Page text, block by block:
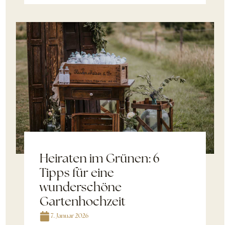
Heiraten im Grünen: 6
Tipps für eine
wunderschöne
Gartenhochzeit
7. Januar 2026